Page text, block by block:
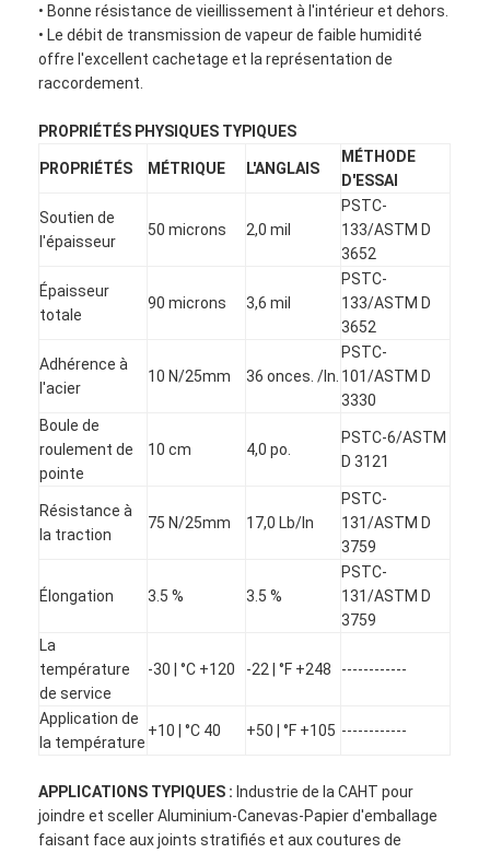
Maison
Au sujet de nous
• Bonne résistance de vieillissement à l'intérieur et dehors.
• Le débit de transmission de vapeur de faible humidité
offre l'excellent cachetage et la représentation de
raccordement.
PROPRIÉTÉS PHYSIQUES TYPIQUES
PROPRIÉTÉS MÉTRIQUE L'ANGLAIS
MÉTHODE
D'ESSAI
Soutien de
l'épaisseur
50 microns 2,0 mil
PSTC-
133/ASTM D
3652
Épaisseur
totale
90 microns 3,6 mil
PSTC-
133/ASTM D
3652
Adhérence à
l'acier
10 N/25mm 36 onces. /In.
PSTC-
101/ASTM D
3330
Boule de
roulement de
pointe
10 cm 4,0 po.
PSTC-6/ASTM
D 3121
Résistance à
la traction
75 N/25mm 17,0 Lb/In
PSTC-
131/ASTM D
3759
Élongation 3.5 % 3.5 %
PSTC-
131/ASTM D
3759
La
température
de service
-30 | °C +120 -22 | °F +248 ------------
Application de
la température
+10 | °C 40 +50 | °F +105 ------------
APPLICATIONS TYPIQUES : Industrie de la CAHT pour
joindre et sceller Aluminium-Canevas-Papier d'emballage
faisant face aux joints stratifiés et aux coutures de